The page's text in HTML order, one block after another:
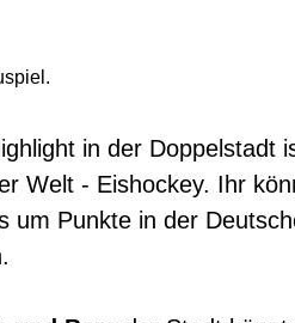
in der Doppelstadt
Welt - Eishockey. Ihr
um Punkte in der